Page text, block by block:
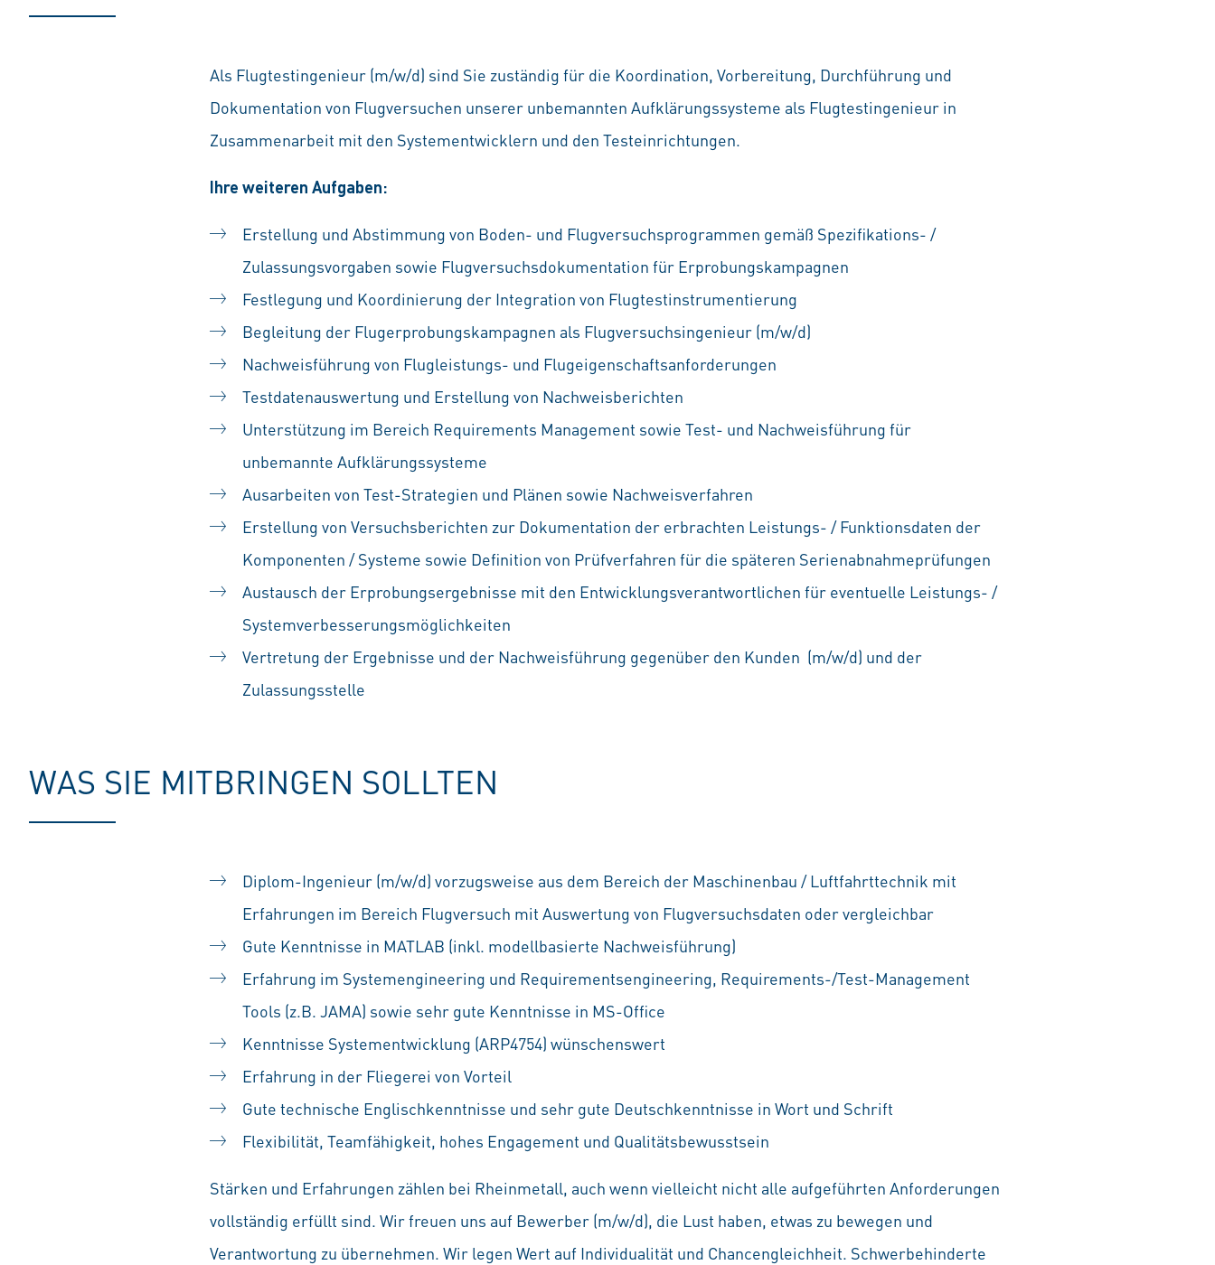
Als Flugtestingenieur (m/w/d) sind Sie zuständig für die Koordination, Vorbereitung, Durchführung und
Dokumentation von Flugversuchen unserer unbemannten Aufklärungssysteme als Flugtestingenieur in
Zusammenarbeit mit den Systementwicklern und den Testeinrichtungen.
Ihre weiteren Aufgaben:
Erstellung und Abstimmung von Boden- und Flugversuchsprogrammen gemäß Spezifikations- /
Zulassungsvorgaben sowie Flugversuchsdokumentation für Erprobungskampagnen
Festlegung und Koordinierung der Integration von Flugtestinstrumentierung
Begleitung der Flugerprobungskampagnen als Flugversuchsingenieur (m/w/d)
Nachweisführung von Flugleistungs- und Flugeigenschaftsanforderungen
Testdatenauswertung und Erstellung von Nachweisberichten
Unterstützung im Bereich Requirements Management sowie Test- und Nachweisführung für
unbemannte Aufklärungssysteme
Ausarbeiten von Test-Strategien und Plänen sowie Nachweisverfahren
Erstellung von Versuchsberichten zur Dokumentation der erbrachten Leistungs- / Funktionsdaten der
Komponenten / Systeme sowie Definition von Prüfverfahren für die späteren Serienabnahmeprüfungen
Austausch der Erprobungsergebnisse mit den Entwicklungsverantwortlichen für eventuelle Leistungs- /
Systemverbesserungsmöglichkeiten
Vertretung der Ergebnisse und der Nachweisführung gegenüber den Kunden (m/w/d) und der
Zulassungsstelle
WAS SIE MITBRINGEN SOLLTEN
Diplom-Ingenieur (m/w/d) vorzugsweise aus dem Bereich der Maschinenbau / Luftfahrttechnik mit
Erfahrungen im Bereich Flugversuch mit Auswertung von Flugversuchsdaten oder vergleichbar
Gute Kenntnisse in MATLAB (inkl. modellbasierte Nachweisführung)
Erfahrung im Systemengineering und Requirementsengineering, Requirements-/Test-Management
Tools (z.B. JAMA) sowie sehr gute Kenntnisse in MS-Office
Kenntnisse Systementwicklung (ARP4754) wünschenswert
Erfahrung in der Fliegerei von Vorteil
Gute technische Englischkenntnisse und sehr gute Deutschkenntnisse in Wort und Schrift
Flexibilität, Teamfähigkeit, hohes Engagement und Qualitätsbewusstsein
Stärken und Erfahrungen zählen bei Rheinmetall, auch wenn vielleicht nicht alle aufgeführten Anforderungen
vollständig erfüllt sind. Wir freuen uns auf Bewerber (m/w/d), die Lust haben, etwas zu bewegen und
Verantwortung zu übernehmen. Wir legen Wert auf Individualität und Chancengleichheit. Schwerbehinderte